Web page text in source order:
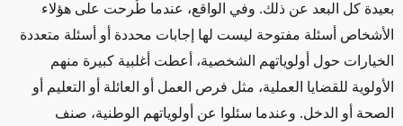
بعيدة كل البعد عن ذلك. وفي الواقع، عندما طُرحت على هؤلاء
الأشخاص أسئلة مفتوحة ليست لها إجابات محددة أو أسئلة متعددة
الخيارات حول أولوياتهم الشخصية، أعطت أغلبية كبيرة منهم
الأولوية للقضايا العملية، مثل فرص العمل أو العائلة أو التعليم أو
الصحة أو الدخل. وعندما سئلوا عن أولوياتهم الوطنية، صنف